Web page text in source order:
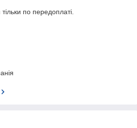
по передоплаті.